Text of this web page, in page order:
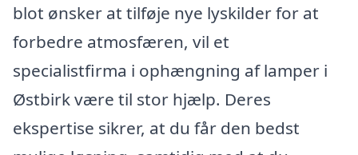
blot ønsker at tilføje nye lyskilder for at
forbedre atmosfæren, vil et
specialistfirma i ophængning af lamper i
Østbirk være til stor hjælp. Deres
ekspertise sikrer, at du får den bedst